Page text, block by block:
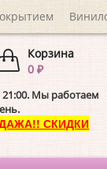
Корзина
0 ₽
21:00. Мы работаем
СКИДКИ